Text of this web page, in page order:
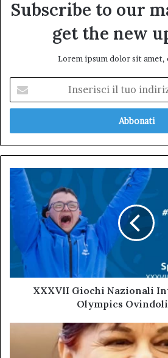
Subscribe to our
get the new
Lorem ipsum dolor sit amet,
tuo
mail
XXXVII
Giochi
Nazionali
Invernali
Olympics
Ovindoli
2026.
XXXVII Giochi Nazionali
Olympics Ovindoli